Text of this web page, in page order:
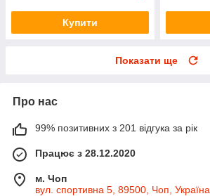
Купити
Показати ще
Про нас
99% позитивних з 201 відгука за рік
Працює з 28.12.2020
м. Чоп
вул. спортивна 5, 89500, Чоп, Україна